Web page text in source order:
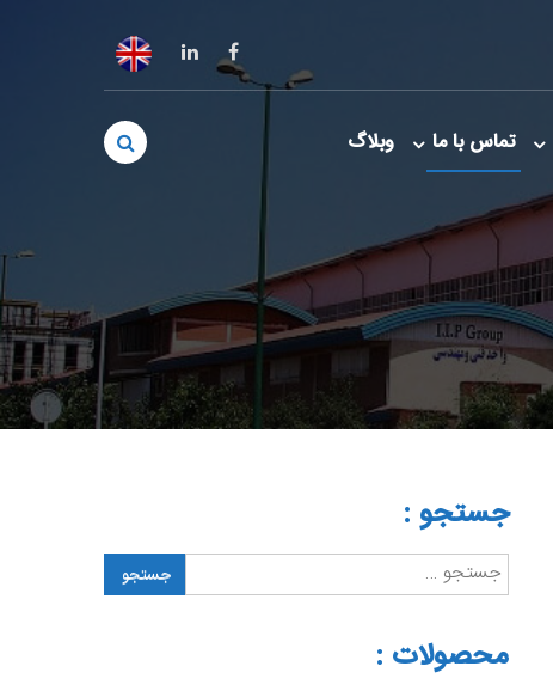
تماس با ما وبلاگ
جستجو :
جستجو
برای:
محصولات :